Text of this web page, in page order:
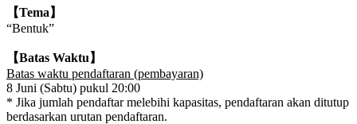
【Tema】
“Bentuk”
【Batas Waktu】
Batas waktu pendaftaran (pembayaran)
8 Juni (Sabtu) pukul 20:00
* Jika jumlah pendaftar melebihi kapasitas, pendaftaran akan ditutup
berdasarkan urutan pendaftaran.